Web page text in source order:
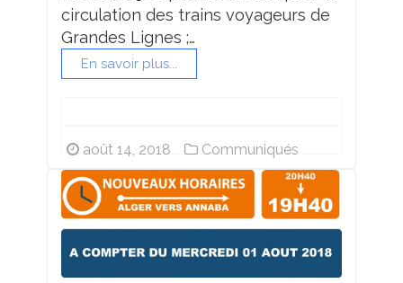
circulation des trains voyageurs de
Grandes Lignes ;…
En savoir plus...
août 14, 2018 Communiqués